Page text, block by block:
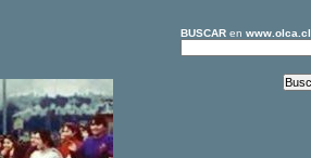
BUSCARen www.olca.cl